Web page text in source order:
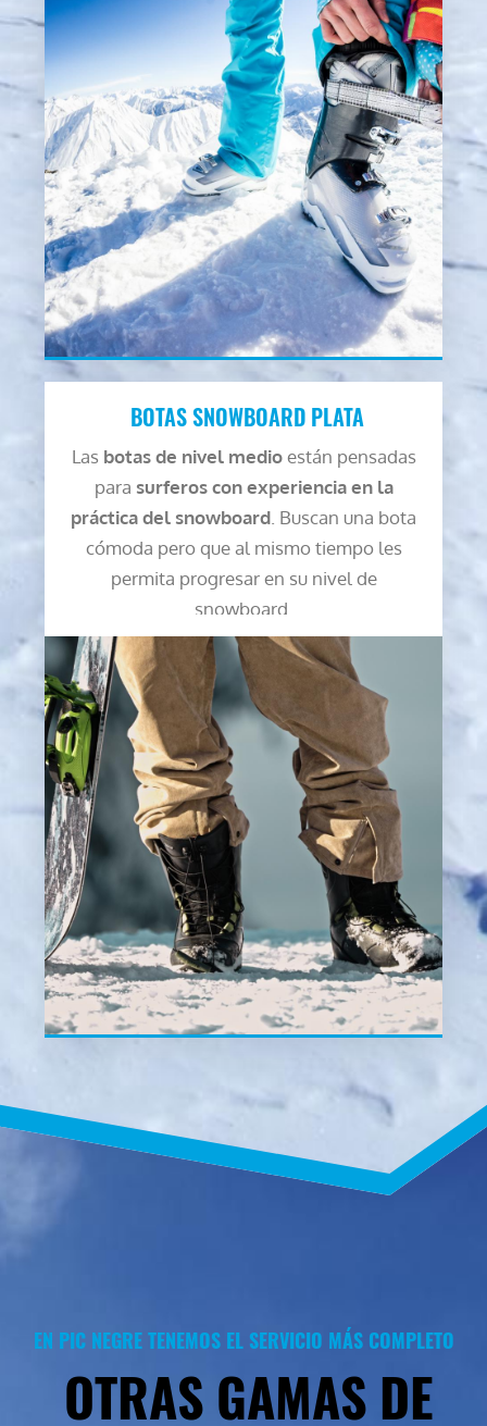
BOTAS SNOWBOARD PLATA
Las botas de nivel medioestán pensadas
para surferos con experiencia en la
práctica del snowboard . Buscan una bota
cómoda pero que al mismo tiempo les
permita progresar en su nivel de
snowboard.
EN PIC NEGRE TENEMOS EL SERVICIO MÁS COMPLETO
OTRAS GAMAS DE